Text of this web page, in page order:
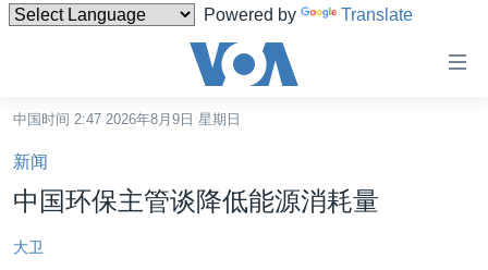
Powered by Translate
碍
链
接
转
台湾
中国时间 2:47 2026年8月9日 星期日
新闻
中国环保主管谈降低能源消耗量
大卫